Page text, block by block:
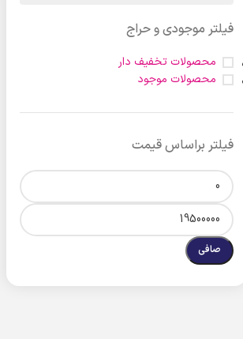
فیلتر موجودی و حراج
محصولات تخفیف دار
محصولات موجود
فیلتر براساس قیمت
صافی